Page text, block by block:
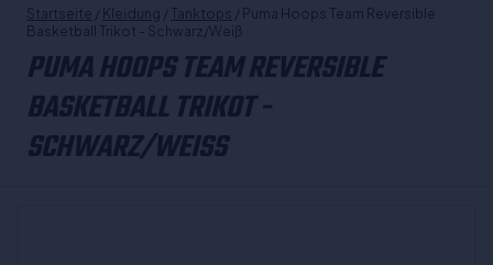
Startseite / Kleidung / Tanktops / Puma Hoops Team Reversible
Basketball Trikot - Schwarz/Weiß
PUMA HOOPS TEAM REVERSIBLE
BASKETBALL TRIKOT -
SCHWARZ/WEISS